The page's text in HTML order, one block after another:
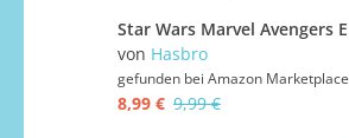
von Hasbro
gefunden bei Amazon Marketplace
8,99 € 9,99 €